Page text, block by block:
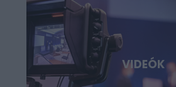
VIDEÓK